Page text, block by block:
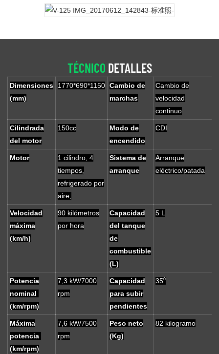
TÉCNICO DETALLES
Dimensiones
(mm)
1770*690*1150 Cambio de
marchas
Cambio de
velocidad
continuo
Cilindrada
del motor
150cc
Modo de
encendido
CDI
Motor
1 cilindro, 4
tiempos,
refrigerado por
aire,
Sistema de
arranque
Arranque
eléctrico/patada
Velocidad
máxima
(km/h)
90 kilómetros
por hora
Capacidad
del tanque
de
combustible
(L)
5 L
Potencia
nominal
(km/rpm)
7,3 kW/7000
rpm
Capacidad
para subir
pendientes
35⁰
Máxima
potencia
(km/rpm)
7,6 kW/7500
rpm
Peso neto
(Kg)
82 kilogramo